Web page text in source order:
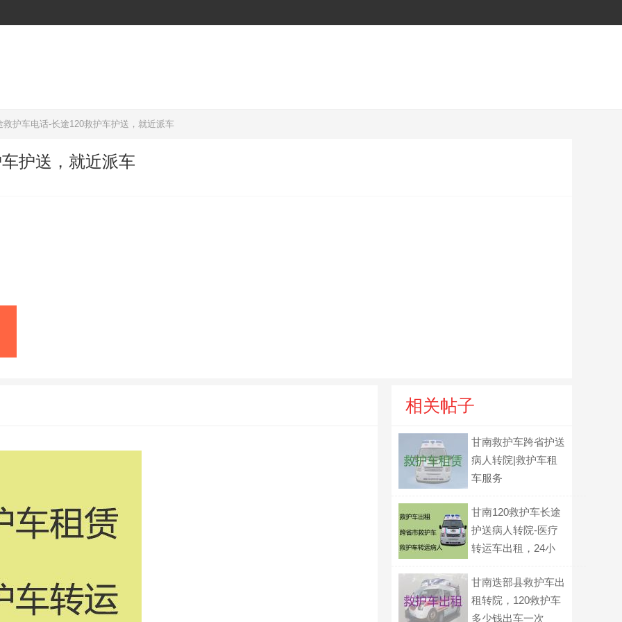
救护车电话-长途120救护车护送，就近派车
护送，就近派车
相关帖子
甘南救护车跨省护送
病人转院|救护车租
车服务
甘南120救护车长途
护送病人转院-医疗
转运车出租，24小
甘南迭部县救护车出
租转院，120救护车
多少钱出车一次